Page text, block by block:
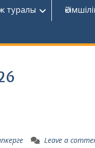
туралы
Leave a